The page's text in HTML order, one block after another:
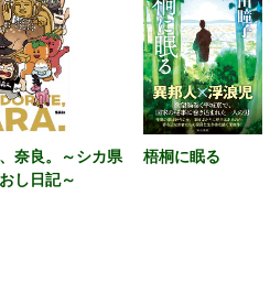
奈良。～シカ県
し日記～
梧桐に眠る